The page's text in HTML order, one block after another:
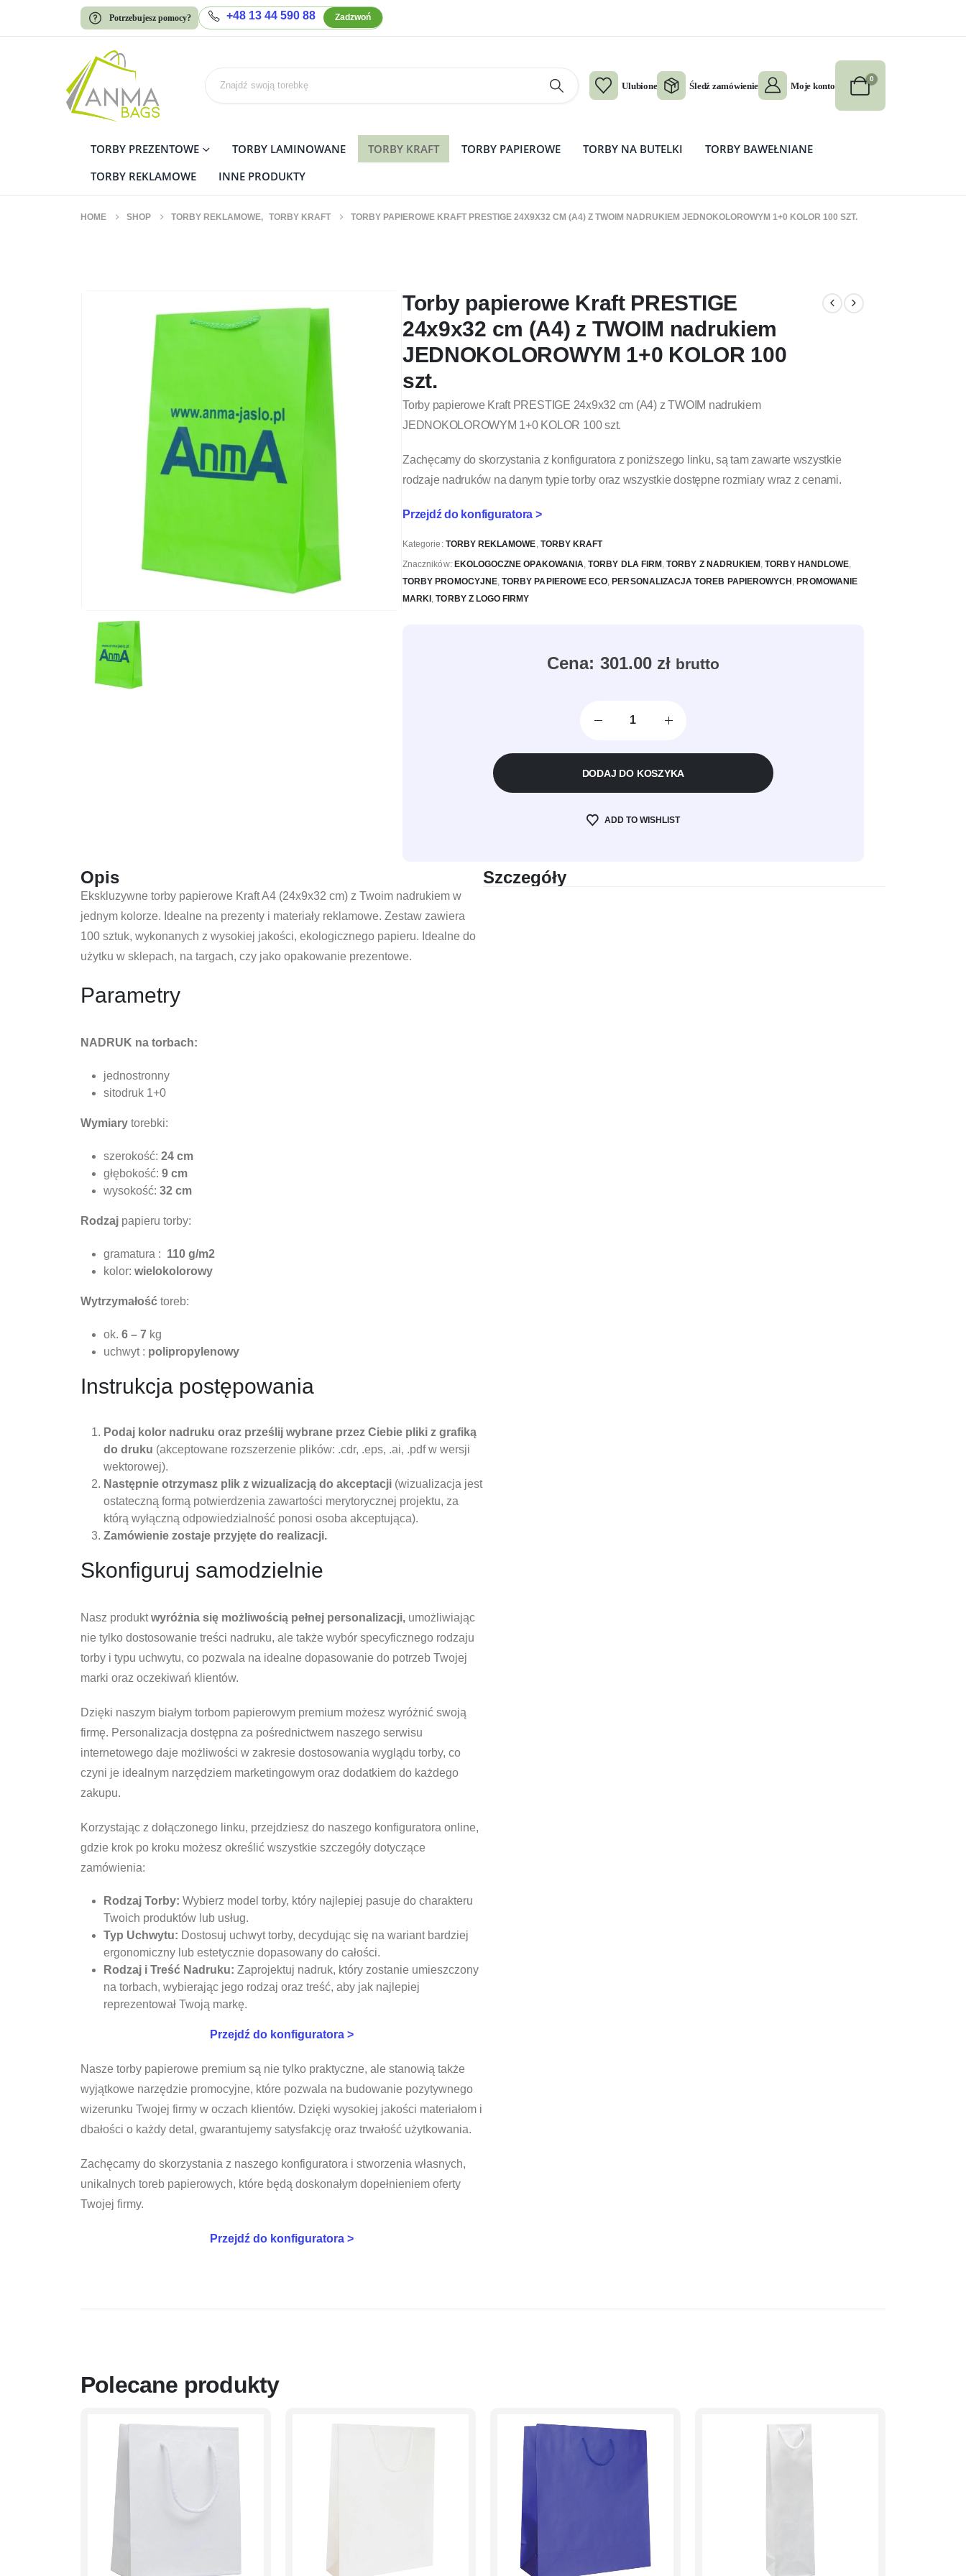
Potrzebujesz pomocy? +48 13 44 590 88 Zadzwoń
Ulubione Śledź zamówienie Moje konto
0
TORBY PREZENTOWE TORBY LAMINOWANE TORBY KRAFT TORBY PAPIEROWE TORBY NA BUTELKI
TORBY BAWEŁNIANE
TORBY REKLAMOWE
INNE PRODUKTY
HOME SHOP TORBY REKLAMOWE, TORBY KRAFT TORBY PAPIEROWE KRAFT PRESTIGE 24X9X32 CM (A4) Z TWOIM NADRUKIEM JEDNOKOLOROWYM 1+0 KOLOR 100 SZT.
Torby papierowe Kraft PRESTIGE
24x9x32 cm (A4) z TWOIM nadrukiem
JEDNOKOLOROWYM 1+0 KOLOR 100
szt.
Torby papierowe Kraft PRESTIGE 24x9x32 cm (A4) z TWOIM nadrukiem
JEDNOKOLOROWYM 1+0 KOLOR 100 szt.
Zachęcamy do skorzystania z konfiguratora z poniższego linku, są tam zawarte wszystkie
rodzaje nadruków na danym typie torby oraz wszystkie dostępne rozmiary wraz z cenami.
Przejdź do konfiguratora >
Kategorie: TORBY REKLAMOWE TORBY KRAFT
Znaczników: EKOLOGOCZNE OPAKOWANIA ,TORBY DLA FIRM ,TORBY Z NADRUKIEM ,TORBY HANDLOWE
TORBY PROMOCYJNE,TORBY PAPIEROWE ECO ,PERSONALIZACJA TOREB PAPIEROWYCH ,PROMOWANIE
MARKI ,TORBY Z LOGO FIRMY
301.00 zł brutto
DODAJ DO KOSZYKA
ADD TO WISHLIST
Opis
Ekskluzywne torby papierowe Kraft A4 (24x9x32 cm) z Twoim nadrukiem w
jednym kolorze. Idealne na prezenty i materiały reklamowe. Zestaw zawiera
100 sztuk, wykonanych z wysokiej jakości, ekologicznego papieru. Idealne do
użytku w sklepach, na targach, czy jako opakowanie prezentowe.
Parametry
NADRUK na torbach:
jednostronny
sitodruk 1+0
Wymiary torebki:
szerokość: 24 cm
głębokość: 9 cm
wysokość: 32 cm
Rodzaj papieru torby:
gramatura : 110 g/m2
kolor: wielokolorowy
Wytrzymałość toreb:
ok. 6 – 7 kg
uchwyt : polipropylenowy
Instrukcja postępowania
Podaj kolor nadruku oraz prześlij wybrane przez Ciebie pliki z grafiką
do druku (akceptowane rozszerzenie plików: .cdr, .eps, .ai, .pdf w wersji
wektorowej).
Następnie otrzymasz plik z wizualizacją do akceptacji (wizualizacja jest
ostateczną formą potwierdzenia zawartości merytorycznej projektu, za
którą wyłączną odpowiedzialność ponosi osoba akceptująca).
Zamówienie zostaje przyjęte do realizacji.
Skonfiguruj samodzielnie
Nasz produktwyróżnia się możliwością pełnej personalizacji, umożliwiając
nie tylko dostosowanie treści nadruku, ale także wybór specyficznego rodzaju
torby i typu uchwytu, co pozwala na idealne dopasowanie do potrzeb Twojej
marki oraz oczekiwań klientów.
Dzięki naszym białym torbom papierowym premium możesz wyróżnić swoją
firmę. Personalizacja dostępna za pośrednictwem naszego serwisu
internetowego daje możliwości w zakresie dostosowania wyglądu torby, co
czyni je idealnym narzędziem marketingowym oraz dodatkiem do każdego
zakupu.
Korzystając z dołączonego linku, przejdziesz do naszego konfiguratora online,
gdzie krok po kroku możesz określić wszystkie szczegóły dotyczące
zamówienia:
Rodzaj Torby: Wybierz model torby, który najlepiej pasuje do charakteru
Twoich produktów lub usług.
Typ Uchwytu: Dostosuj uchwyt torby, decydując się na wariant bardziej
ergonomiczny lub estetycznie dopasowany do całości.
Rodzaj i Treść Nadruku: Zaprojektuj nadruk, który zostanie umieszczony
na torbach, wybierając jego rodzaj oraz treść, aby jak najlepiej
reprezentował Twoją markę.
Przejdź do konfiguratora >
Nasze torby papierowe premium są nie tylko praktyczne, ale stanowią także
wyjątkowe narzędzie promocyjne, które pozwala na budowanie pozytywnego
wizerunku Twojej firmy w oczach klientów. Dzięki wysokiej jakości materiałom i
dbałości o każdy detal, gwarantujemy satysfakcję oraz trwałość użytkowania.
Zachęcamy do skorzystania z naszego konfiguratora i stworzenia własnych,
unikalnych toreb papierowych, które będą doskonałym dopełnieniem oferty
Twojej firmy.
Przejdź do konfiguratora >
Szczegóły
Polecane produkty